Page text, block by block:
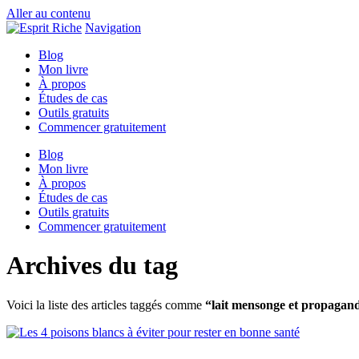
Aller au contenu
Navigation
Blog
Mon livre
À propos
Études de cas
Outils gratuits
Commencer gratuitement
Blog
Mon livre
À propos
Études de cas
Outils gratuits
Commencer gratuitement
Archives du tag
Voici la liste des articles taggés comme “lait mensonge et